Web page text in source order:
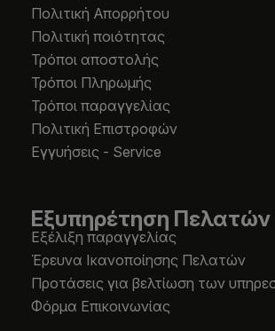
Πολιτική Απορρήτου
Πολιτική ποιότητας
Τρόποι αποστολής
Τρόποι Πληρωμής
Τρόποι παραγγελίας
Πολιτική Επιστροφών
Εγγυήσεις - Service
Εξυπηρέτηση Πελατών
Εξέλιξη παραγγελίας
Έρευνα Ικανοποίησης Πελατών
Προτάσεις για βελτίωση των
Φόρμα Επικοινωνίας